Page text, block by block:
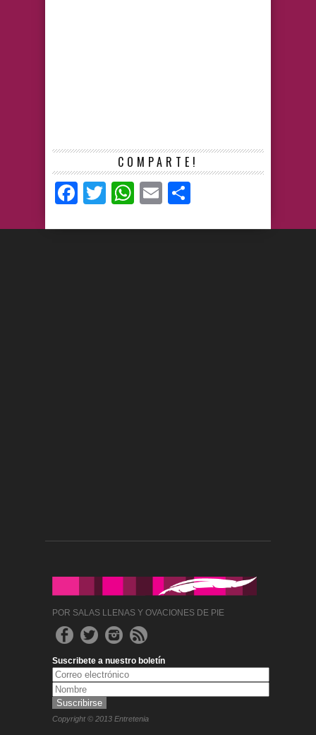
COMPARTE!
Facebook
TwitterWhatsApp
Email
POR SALAS LLENAS Y OVACIONES DE PIE
Suscribete a nuestro boletín
Copyright © 2013 Entretenia